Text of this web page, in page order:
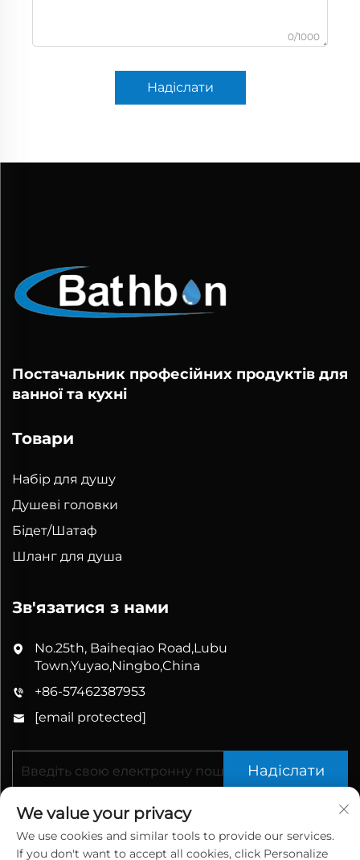
0/1000
Надіслати
Постачальник професійних продуктів для
ванної та кухні
Товари
Набір для душу
Душеві головки
Бідет/Шатаф
Шланг для душа
Зв'язатися з нами
No.25th, Baiheqiao Road,Lubu
Town,Yuyao,Ningbo,China
+86-57462387953
[email protected]
Надіслати
We value your privacy
We use cookies and similar tools to provide our services.
If you don't want to accept all cookies, click Personalize